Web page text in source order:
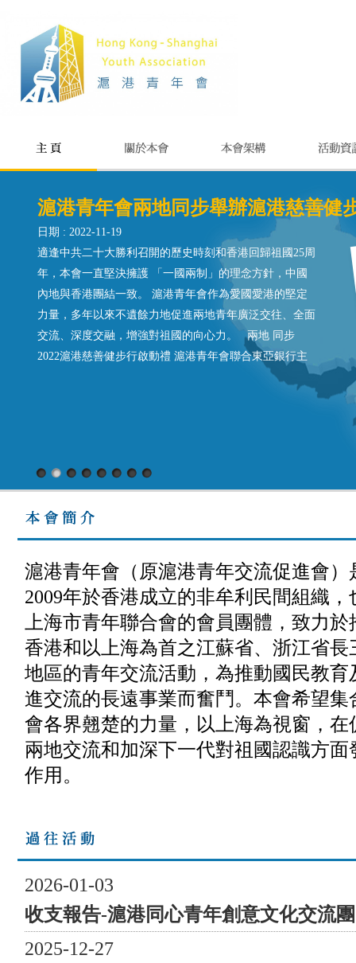
滬港青年會兩地同步舉辦滬港慈善
日期 : 2022-11-19
適逢中共二十大勝利召開的歷史時刻和香港回歸祖國25周
年，本會一直堅決擁護 「一國兩制」的理念方針，中國
內地與香港團結一致。 滬港青年會作為愛國愛港的堅定
力量，多年以來不遺餘力地促進兩地青年廣泛交往、全面
交流、深度交融，增強對祖國的向心力。 兩地 同步
2022滬港慈善健步行啟動禮 滬港青年會聯合東亞銀行主
辦「滬港慈善健步行——獻禮二十大 共慶回歸二十五」
發言 （香港特別行政區駐上海經濟貿易辦事處蔡亮主
經貿、文化等各領域的發展有目共睹，而在體育運動方面
更是創下驕人成就。同時非常期待今年施政報告中提出的
多項鼓勵企業和人才立足香港以開拓發展機遇的措施，將
進一步推動香港和國家的持續進步。衷心祝願滬港合作就
像今天的健步行活動一樣，香港和上海的朋友們始終都能
肩並著肩，互相支持，攜手向著更美好的前方邁進。
（滬港青年會李薇娣主席） 李主席表示為獻禮中共二十
大，滬港青年會希望透過舉辦健步行活動，回應習近平總
書記報告精神，推動綠色發展，促進人與自然和諧共生的
精神。活動現場所形成的一片綠海，凝聚了一股團結和諧
的力量，場面實在令人感動。綠色代表“健康”，也代表
著“和平”、“年輕”及“希望”。通過健步戶外運動，讓全民
在滬港兩地烙下健康的印記，用體育精神傳遞民族正能
展協會會長姚祖輝先生、 滬港同心慶回歸的獨家冠名贊
賓手持隊旗，香港嘉賓手持禮炮，一起啟動。 ​​​​​​ 此活動
香港站的主持人是滬港青年會葉彝堅副主席（左）；上海
站是張雪蓮副秘書長（右）。 兩地 同步 健步不止 生生
不息 活動透過健步行方式，增進彼此之間的互動和交
滬港青年會（原滬港青年交流促進會）
2009年於香港成立的非牟利民間組織，
上海市青年聯合會的會員團體，致力於
香港和以上海為首之江蘇省、浙江省長
地區的青年交流活動，為推動國民教育
進交流的長遠事業而奮鬥。本會希望集
會各界翹楚的力量，以上海為視窗，在
兩地交流和加深下一代對祖國認識方面
作用。
2026-01-03
收支報告-滬港同心青年創意文化交流團
2025-12-27